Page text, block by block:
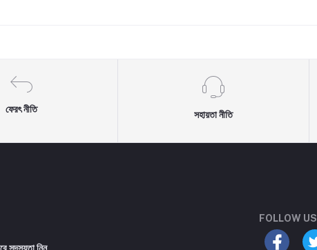
ফেরৎ নীতি
সহায়তা নীতি
FOLLOW US